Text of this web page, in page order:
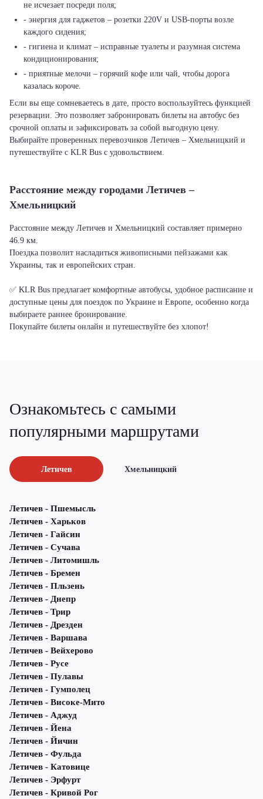
не исчезает посреди поля;
- энергия для гаджетов – розетки 220V и USB-порты возле
каждого сидения;
- гигиена и климат – исправные туалеты и разумная система
кондиционирования;
- приятные мелочи – горячий кофе или чай, чтобы дорога
казалась короче.
Если вы еще сомневаетесь в дате, просто воспользуйтесь функцией
резервации. Это позволяет забронировать билеты на автобус без
срочной оплаты и зафиксировать за собой выгодную цену.
Выбирайте проверенных перевозчиков Летичeв – Хмельницкий и
путешествуйте с KLR Bus с удовольствием.
Расстояние между городами Летичeв –
Хмельницкий
Расстояние между Летичeв и Хмельницкий составляет примерно
46.9 км.
Поездка позволит насладиться живописными пейзажами как
Украины, так и европейских стран.
✅ KLR Bus предлагает комфортные автобусы, удобное расписание и
доступные цены для поездок по Украине и Европе, особенно когда
выбираете раннее бронирование.
Покупайте билеты онлайн и путешествуйте без хлопот!
Ознакомьтесь с самыми
популярными маршрутами
Летичeв Хмельницкий
Летичeв - Пшемысль
Летичeв - Харьков
Летичeв - Гайсин
Летичeв - Сучава
Летичeв - Литомишль
Летичeв - Бремен
Летичeв - Пльзень
Летичeв - Днепр
Летичeв - Трир
Летичeв - Дрезден
Летичeв - Варшава
Летичeв - Вейхерово
Летичeв - Русе
Летичeв - Пулавы
Летичeв - Гумполец
Летичeв - Високе-Мито
Летичeв - Аджуд
Летичeв - Йена
Летичeв - Йичин
Летичeв - Фульда
Летичeв - Катовице
Летичeв - Эрфурт
Летичeв - Кривой Рог